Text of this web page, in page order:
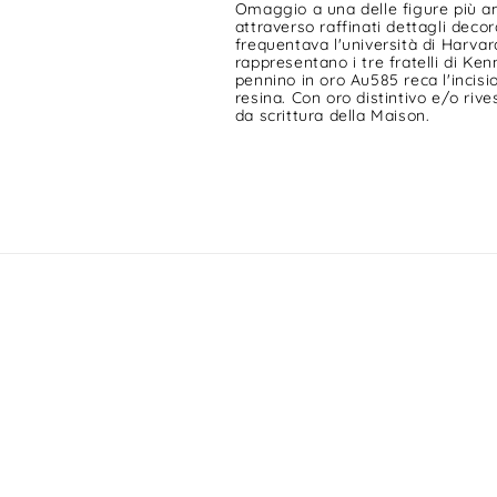
Omaggio a una delle figure più
attraverso raffinati dettagli
frequentava l'università di
rappresentano i tre fratelli di
pennino in oro Au585 reca
resina. Con oro distintivo e/o
da scrittura della Maison.